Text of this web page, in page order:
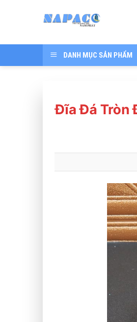
dung
DANH MỤC SẢN PHẨM
Đĩa Đá Tròn